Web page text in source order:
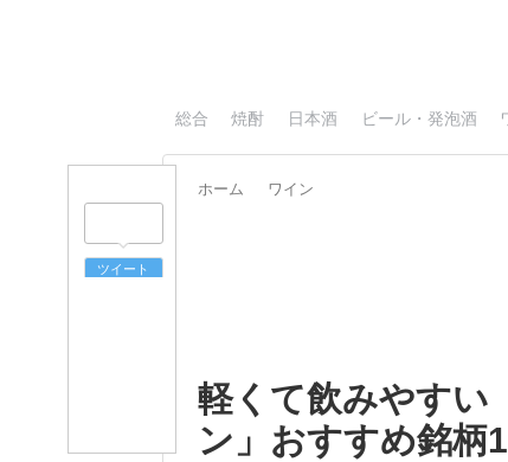
総合 焼酎 日本酒 ビール・発泡酒
ホーム ワイン
ツイート
軽くて飲みやすい
ン」おすすめ銘柄